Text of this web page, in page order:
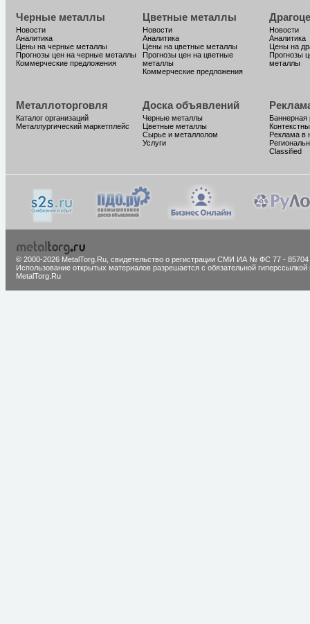
Черные металлы
Новости
Аналитика
Цены на черные металлы
Прогнозы цен на черные металлы
Коммерческие предложения
Цветные металлы
Новости
Аналитика
Цены на цветные металлы
Прогнозы цен на цветные
металлы
Коммерческие предложения
Новости
Аналитика
Цены на
Прогнозы
металлы
Металлоторговля
Каталог организаций
Металлургический маркетплейс
Доска объявлений
Черные металлы
Цветные металлы
Сырье и металлолом
Услуги
Баннерная
Реклама в
Classified
© 2000-2026 MetalTorg.Ru, cвидетельство о регистрации СМИ ИА № ФС 77 - 85704
Использование открытых материалов разрешается с обязательной гиперссылкой
MetalTorg.Ru